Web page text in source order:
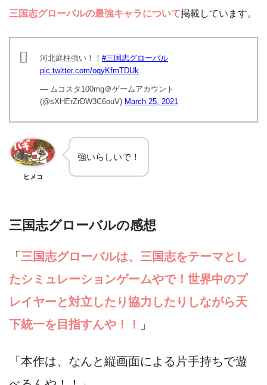
三国志グローバルの最強キャラについて掲載しています。
河北庭柱強い！！ #三国志グローバル
pic.twitter.com/oqyKfmTDUk
— ムコスタ100mg＠ゲームアカウント
(@sXHErZrDW3C6ouV) March 25, 2021
ヒメコ
強いらしいで！
三国志グローバルの感想
「三国志グローバルは、三国志をテーマとし
たシミュレーションゲームやで！世界中のプ
レイヤーと対立したり協力したりしながら天
下統一を目指すんや！！
」
「本作は、なんと縦画面による片手持ちで遊